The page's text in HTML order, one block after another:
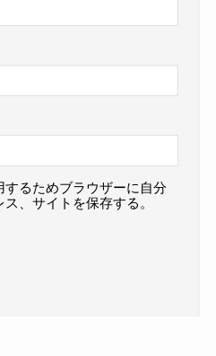
するためブラウザーに自分
、サイトを保存する。